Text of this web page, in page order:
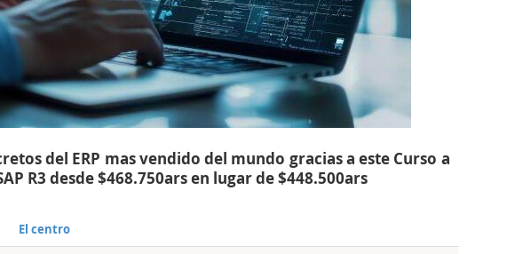
del ERP mas vendido del mundo gracias a este Curso a
R3 desde $468.750ars en lugar de $448.500ars
El centro